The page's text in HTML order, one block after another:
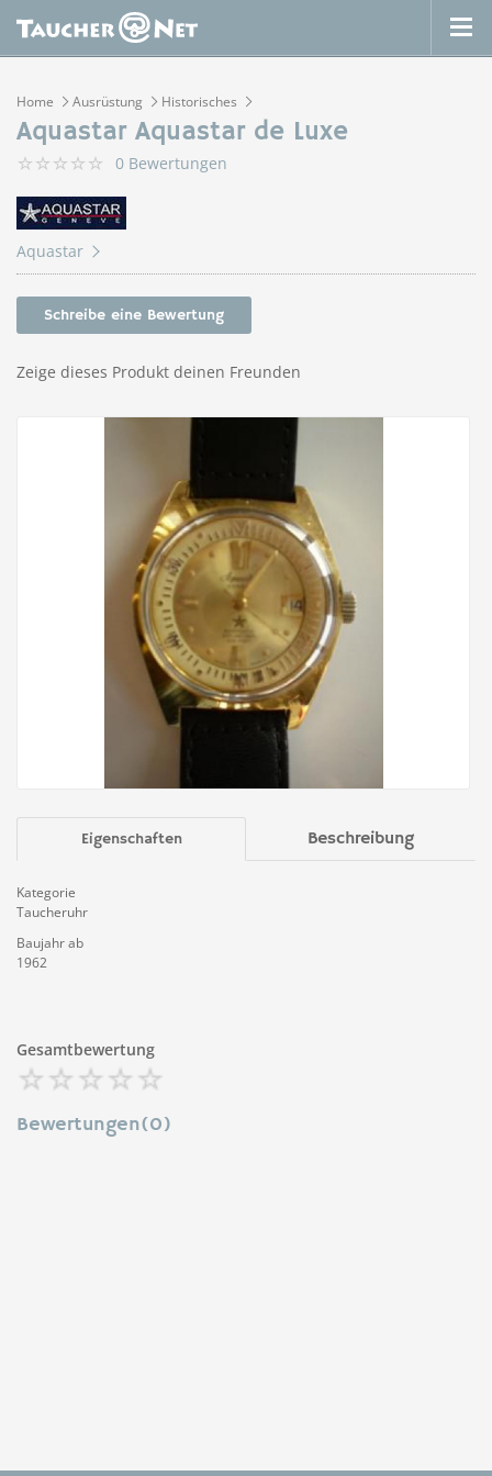
Home Ausrüstung Historisches
Aquastar Aquastar de Luxe
0 Bewertungen
Aquastar
Schreibe eine Bewertung
Zeige dieses Produkt deinen Freunden
Eigenschaften Beschreibung
Kategorie
Taucheruhr
Baujahr ab
1962
Gesamtbewertung
Bewertungen(0)